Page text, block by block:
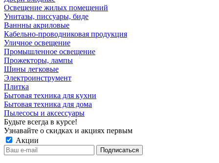
Освещение жилых помещений
Унитазы, писсуары, биде
Ваннны акриловые
Кабельно-проводниковая продукция
Уличное освещение
Промышленное освещение
Прожекторы, лампы
Шины легковые
Электроинструмент
Плитка
Бытовая техника для кухни
Бытовая техника для дома
Пылесосы и аксессуары
Будьте всегда в курсе!
Узнавайте о скидках и акциях первым
Акции